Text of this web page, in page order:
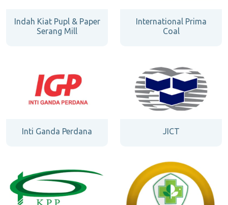
Indah Kiat Pupl & Paper
Serang Mill
International Prima
Coal
Inti Ganda Perdana JICT